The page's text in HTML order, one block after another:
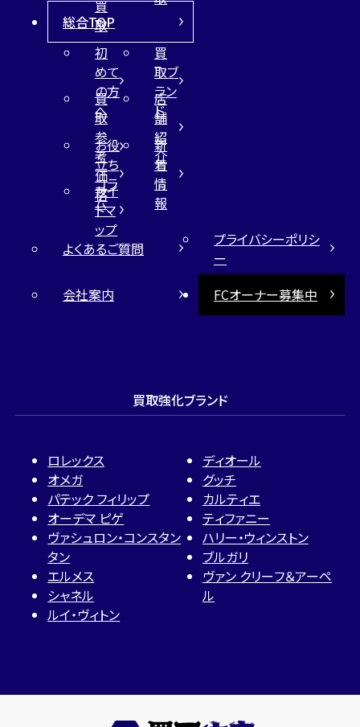
買
取
総合TOP
初
めて
の方
へ
買
取ブ
ラン
ド
買
取
参
考
価
格
店
舗
紹
介
お役
立ち
コラ
ム
新
着
情
報
サイ
トマ
ップ
よくあるご質問
プライバシーポリシ
ー
会社案内
FCオーナー募集中
買取強化ブランド
ロレックス
オメガ
パテック フィリップ
オーデマ ピゲ
ヴァシュロン・コンスタン
タン
エルメス
シャネル
ルイ・ヴィトン
ディオール
グッチ
カルティエ
ティファニー
ハリー・ウィンストン
ブルガリ
ヴァン クリーフ＆アーペ
ル